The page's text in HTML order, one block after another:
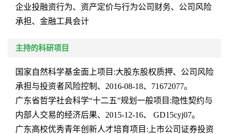
企业投融资行为、资产定价与行为公司财务、公司风险
承担、金融工具会计
主持的科研项目
国家自然科学基金面上项目 :大股东股权质押、公司风险
承担与投资者风险控制、 2016-08-18、 71672077。
广东省哲学社会科学“十二五”规划一般项目 : 隐性契约与
内部人交易的经济后果、 2015-12-16、 GD15cyj07。
广东高校优秀青年创新人才培育项目 : 上市公司证券投资